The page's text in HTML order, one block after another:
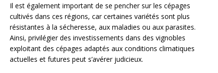
Il est également important de se pencher sur les cépages
cultivés dans ces régions, car certaines variétés sont plus
résistantes à la sécheresse, aux maladies ou aux parasites.
Ainsi, privilégier des investissements dans des vignobles
exploitant des cépages adaptés aux conditions climatiques
actuelles et futures peut s’avérer judicieux.